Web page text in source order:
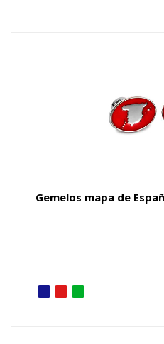
Gemelos mapa de